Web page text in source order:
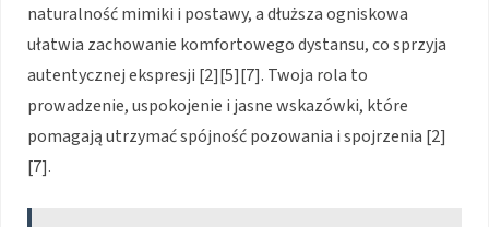
naturalność mimiki i postawy, a dłuższa ogniskowa
ułatwia zachowanie komfortowego dystansu, co sprzyja
autentycznej ekspresji [2][5][7]. Twoja rola to
prowadzenie, uspokojenie i jasne wskazówki, które
pomagają utrzymać spójność pozowania i spojrzenia [2]
[7].